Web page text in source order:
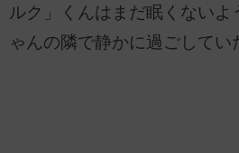
ルク」くんはまだ眠くないよ
ゃんの隣で静かに過ごしてい